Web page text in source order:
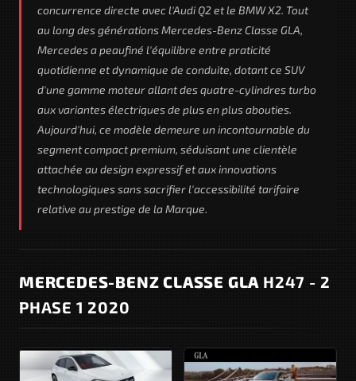
concurrence directe avec l'Audi Q2 et le BMW X2. Tout
au long des générations Mercedes-Benz Classe GLA,
Mercedes a peaufiné l'équilibre entre praticité
quotidienne et dynamique de conduite, dotant ce SUV
d'une gamme moteur allant des quatre-cylindres turbo
aux variantes électriques de plus en plus abouties.
Aujourd'hui, ce modèle demeure un incontournable du
segment compact premium, séduisant une clientèle
attachée au design expressif et aux innovations
technologiques sans sacrifier l'accessibilité tarifaire
relative au prestige de la Marque.
MERCEDES-BENZ CLASSE GLA H247 - 2
PHASE 1 2020